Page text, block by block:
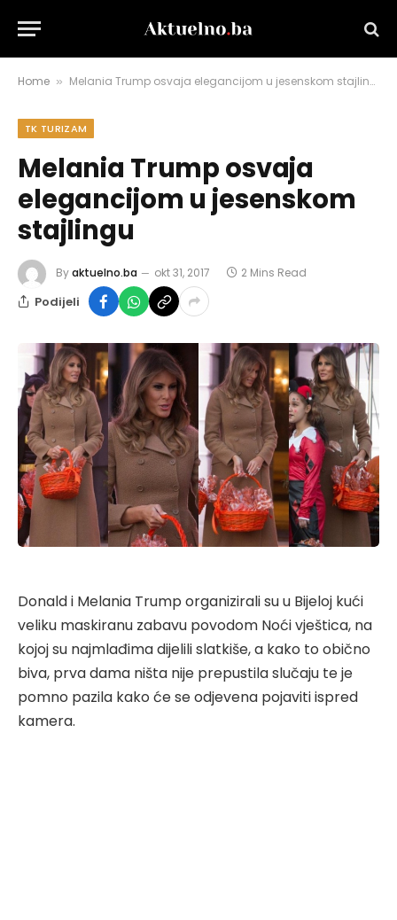
Home » Melania Trump osvaja elegancijom u jesenskom stajlingu
TK TURIZAM
Melania Trump osvaja
elegancijom u jesenskom
stajlingu
Byaktuelno.ba okt 31, 2017 2 Mins Read
Podijeli
Donald i Melania Trump organizirali su u Bijeloj kući
veliku maskiranu zabavu povodom Noći vještica, na
kojoj su najmlađima dijelili slatkiše, a kako to obično
biva, prva dama ništa nije prepustila slučaju te je
pomno pazila kako će se odjevena pojaviti ispred
kamera.